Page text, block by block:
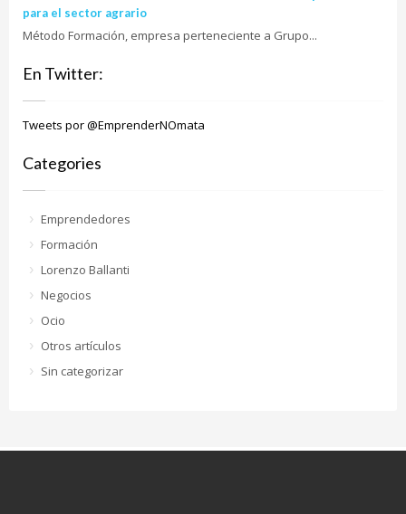
para el sector agrario
Método Formación, empresa perteneciente a Grupo...
En Twitter:
Tweets por @EmprenderNOmata
Categories
Emprendedores
Formación
Lorenzo Ballanti
Negocios
Ocio
Otros artículos
Sin categorizar